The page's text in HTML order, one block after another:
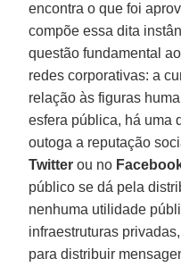
encontra o que foi
compõe essa dita
questão fundamental
redes corporativas: a
relação às figuras
esfera pública, há uma
outoga a reputação
Twitter ou no
público se dá pela
nenhuma utilidade
infraestruturas
para distribuir